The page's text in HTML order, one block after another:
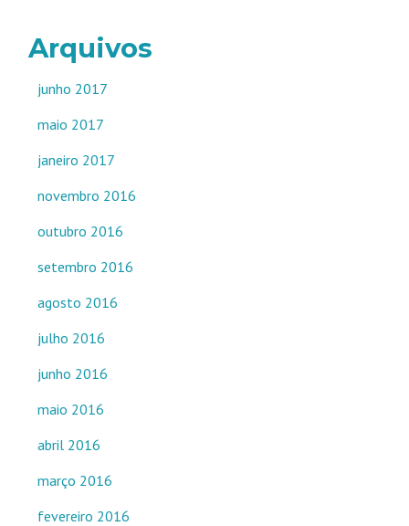
Arquivos
junho 2017
maio 2017
janeiro 2017
novembro 2016
outubro 2016
setembro 2016
agosto 2016
julho 2016
junho 2016
maio 2016
abril 2016
março 2016
fevereiro 2016